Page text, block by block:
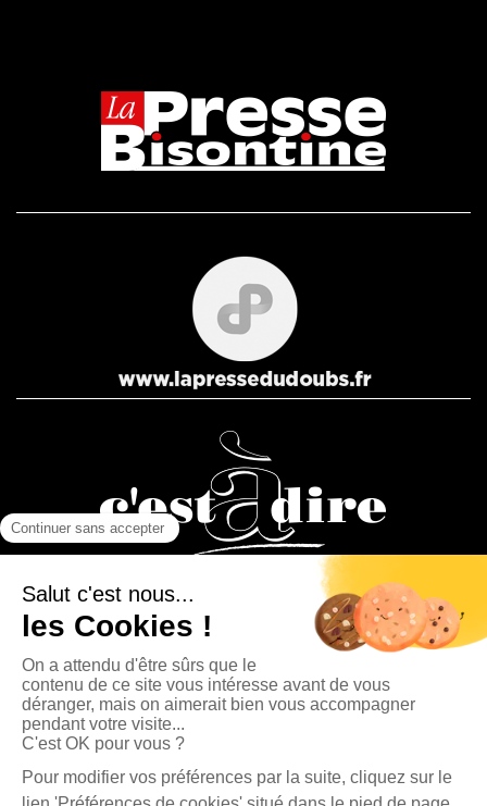
La Presse Bisontine, La Presse Pontissalienne et Le journal
C’est à dire sont des éditions du Groupe Publipresse.
La Presse Pontissalienne - 4, rue Fontaine l'Épine 25500 Morteau | Tél. : 03 81 67 90 80
|
Propriété du journal La Presse Pontissalienne |Mentions légales|Données
Newsletter